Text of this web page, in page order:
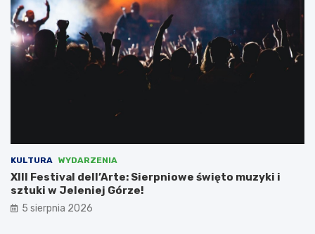
,
l
i
c
z
o
t
a
c
j
ę
KULTURA WYDARZENIA
XIII Festival dell’Arte: Sierpniowe święto muzyki i
sztuki w Jeleniej Górze!
5 sierpnia 2026